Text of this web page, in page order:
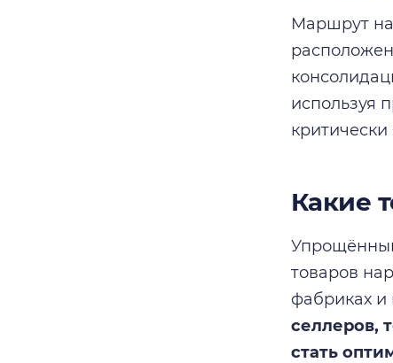
Маршрут
используя
Какие
товаров
фабриках и
селлеров,
стать